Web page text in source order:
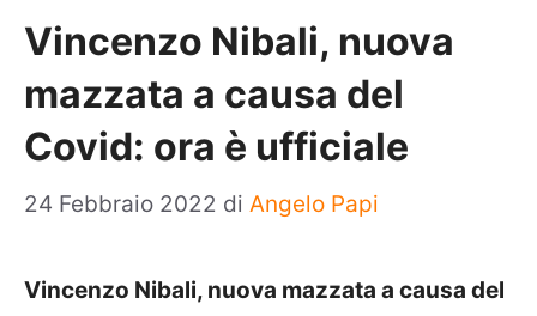
Vincenzo Nibali, nuova
mazzata a causa del
Covid: ora è ufficiale
24 Febbraio 2022 di Angelo Papi
Vincenzo Nibali, nuova mazzata a causa del